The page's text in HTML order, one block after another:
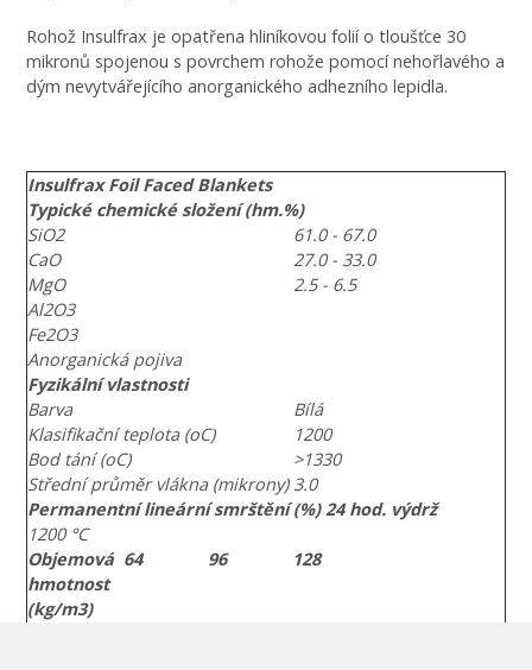
Rohož Insulfrax je opatřena hliníkovou folií o tloušťce 30
mikronů spojenou s povrchem rohože pomocí nehořlavého a
dým nevytvářejícího anorganického adhezního lepidla.
Insulfrax Foil Faced Blankets
Typické chemické složení (hm.%)
SiO2
61.0 - 67.0
CaO
27.0 - 33.0
MgO
2.5 - 6.5
Al2O3
Fe2O3
Anorganická pojiva
Fyzikální vlastnosti
Barva
Bílá
Klasifikační teplota (oC)
1200
Bod tání (oC)
>1330
Střední průměr vlákna (mikrony) 3.0
Permanentní lineární smrštění (%) 24 hod. výdrž
1200 °C
Objemová
hmotnost
(kg/m3)
64 96 128